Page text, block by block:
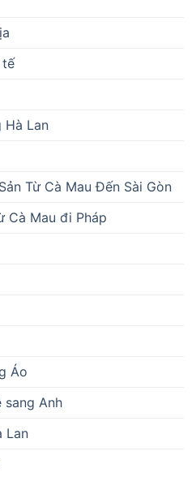
tế
Hà Lan
Từ Cà Mau Đến Sài Gòn
Cà Mau đi Pháp
Áo
sang Anh
Lan